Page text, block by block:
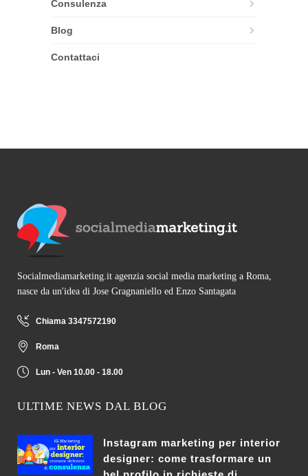
Consulenza
Blog
Contattaci
Socialmediamarketing.it agenzia social media marketing a Roma,
nasce da un'idea di Jose Gragnaniello ed Enzo Santagata
Chiama 3347572190
Roma
Lun - Ven 10.00 - 18.00
ULTIME NEWS DAL BLOG
Instagram marketing per interior
designer: come trasformare un